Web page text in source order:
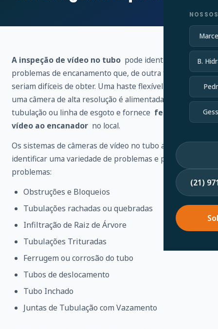
B.
(21)
A inspeção de vídeo no tubo pode identificar vários
problemas de encanamento que, de outra forma,
seriam difíceis de obter. Uma haste flexível conectada a
uma câmera de alta resolução é alimentada através de
tubulação ou linha de esgoto e fornece feedback de
vídeo ao encanador no local.
Os sistemas de câmeras de vídeo no tubo ajudam a
identificar uma variedade de problemas e possíveis
problemas:
Obstruções e Bloqueios
Tubulações rachadas ou quebradas
Infiltração de Raiz de Árvore
Tubulações Trituradas
Ferrugem ou corrosão do tubo
Tubos de deslocamento
Tubo Inchado
Juntas de Tubulação com Vazamento